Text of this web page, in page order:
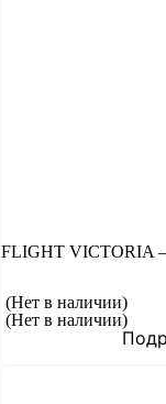
FLIGHT VICTORIA
(Нет в наличии)
(Нет в наличии)